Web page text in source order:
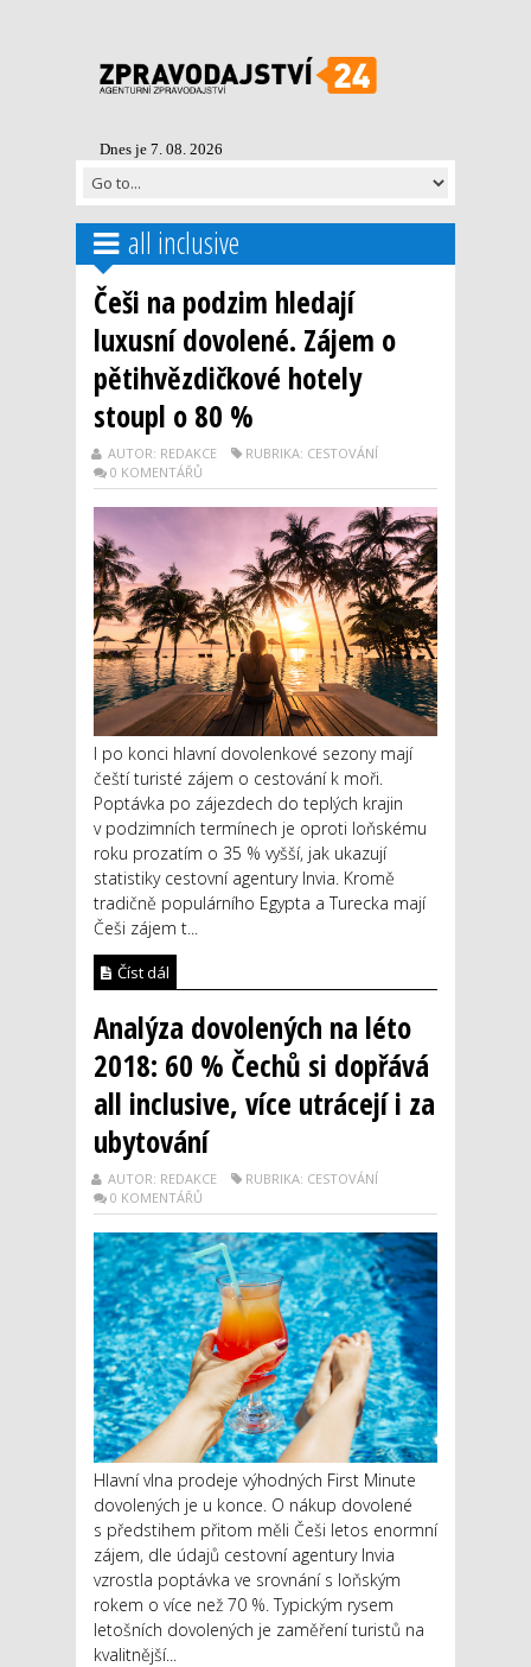
Dnes je 7. 08. 2026
all inclusive
Češi na podzim hledají
luxusní dovolené. Zájem o
pětihvězdičkové hotely
stoupl o 80 %
AUTOR: REDAKCE
RUBRIKA: CESTOVÁNÍ
0 KOMENTÁŘŮ
I po konci hlavní dovolenkové sezony mají
čeští turisté zájem o cestování k moři.
Poptávka po zájezdech do teplých krajin
v podzimních termínech je oproti loňskému
roku prozatím o 35 % vyšší, jak ukazují
statistiky cestovní agentury Invia. Kromě
tradičně populárního Egypta a Turecka mají
Češi zájem t...
Číst dál
Analýza dovolených na léto
2018: 60 % Čechů si dopřává
all inclusive, více utrácejí i za
ubytování
AUTOR: REDAKCE
RUBRIKA: CESTOVÁNÍ
0 KOMENTÁŘŮ
Hlavní vlna prodeje výhodných First Minute
dovolených je u konce. O nákup dovolené
s předstihem přitom měli Češi letos enormní
zájem, dle údajů cestovní agentury Invia
vzrostla poptávka ve srovnání s loňským
rokem o více než 70 %. Typickým rysem
letošních dovolených je zaměření turistů na
kvalitnější...